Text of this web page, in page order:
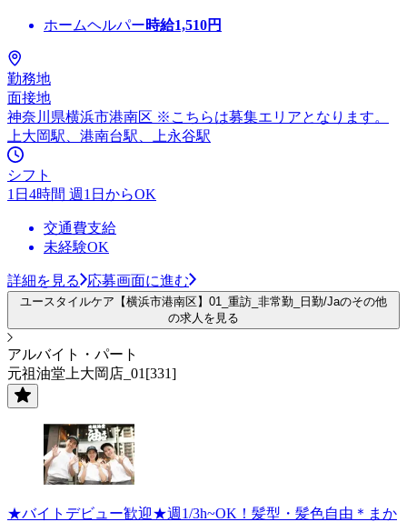
ホームヘルパー時給1,510円
勤務地
面接地
神奈川県横浜市港南区 ※こちらは募集エリアとなります。
上大岡駅、港南台駅、上永谷駅
シフト
1日4時間 週1日からOK
交通費支給
未経験OK
詳細を見る 応募画面に進む
ユースタイルケア【横浜市港南区】01_重訪_非常勤_日勤/Jaのその他
の求人を見る
アルバイト・パート
元祖油堂上大岡店_01[331]
★バイトデビュー歓迎★週1/3h~OK！髪型・髪色自由＊まか